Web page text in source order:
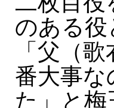
のある
「父（
番大事
た」と